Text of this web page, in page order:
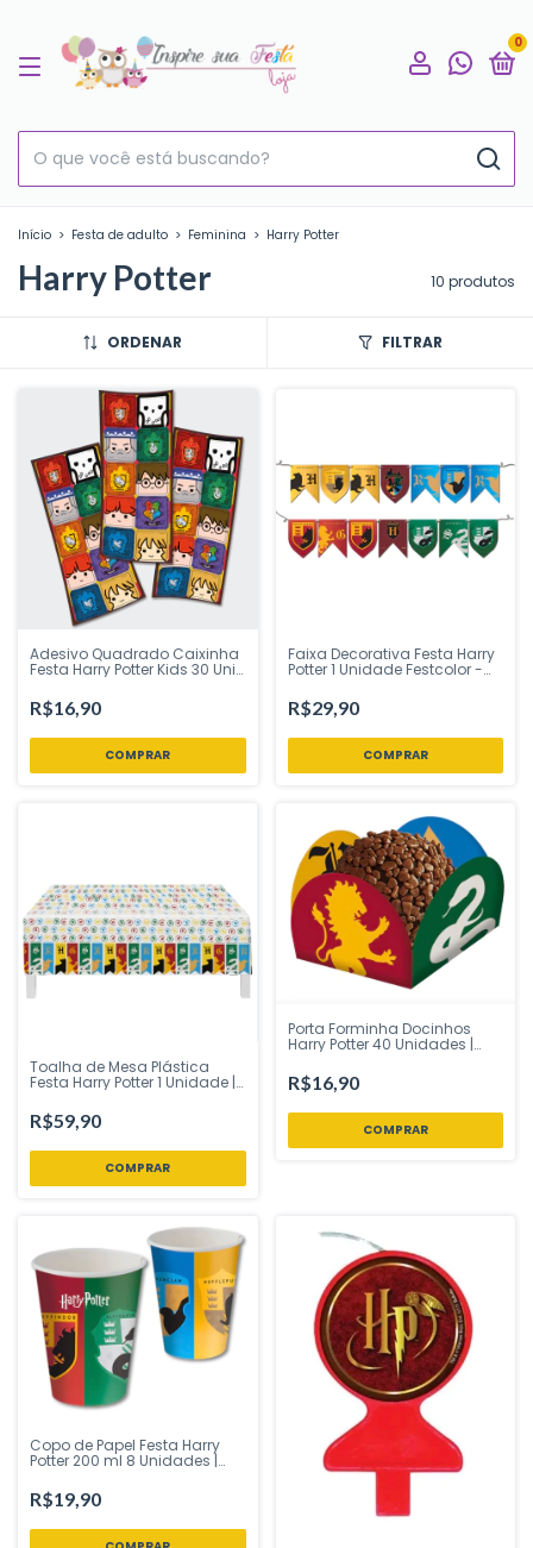
0
Início > Festa de adulto > Feminina > Harry Potter
Harry Potter 10 produtos
ORDENAR FILTRAR
Adesivo Quadrado Caixinha
Festa Harry Potter Kids 30 Uni
Loja
R$16,90
Faixa Decorativa Festa Harry
Potter 1 Unidade Festcolor -
R$29,90
Toalha de Mesa Plástica
Festa Harry Potter 1 Unidade |
Loja
R$59,90
Porta Forminha Docinhos
Harry Potter 40 Unidades |
Loja
R$16,90
Copo de Papel Festa Harry
Potter 200 ml 8 Unidades |
Licenciado
R$19,90